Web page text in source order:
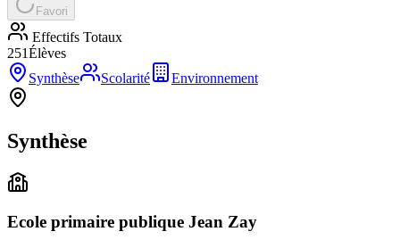
Favori
Effectifs Totaux
251Élèves
Synthèse
Scolarité Environnement
Synthèse
Ecole primaire publique Jean Zay